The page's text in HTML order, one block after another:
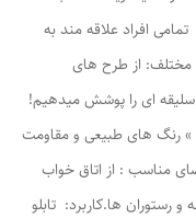
افراد علاقه مند به
تمامی رده های سنی!۱۹ سبک مختلف: از طرح های
ای را پوشش میدهیم!
» رنگ های طبیعی و مقاومت
مناسب : از اتاق خواب
و رستوران ها.کاربرد: تابلو